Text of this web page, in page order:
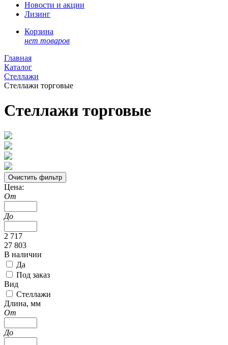
Новости и акции
Лизинг
Корзина
нет товаров
Главная
Каталог
Стеллажи
Стеллажи торговые
Стеллажи торговые
Цена:
От
До
2 717
27 803
В наличии
Да
Под заказ
Вид
Стеллажи
Длина, мм
От
До